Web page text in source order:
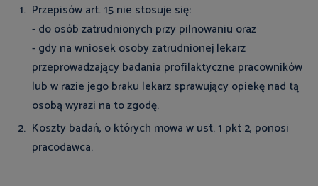
Przepisów art. 15 nie stosuje się:
- do osób zatrudnionych przy pilnowaniu oraz
- gdy na wniosek osoby zatrudnionej lekarz
przeprowadzający badania profilaktyczne pracowników
lub w razie jego braku lekarz sprawujący opiekę nad tą
osobą wyrazi na to zgodę.
Koszty badań, o których mowa w ust. 1 pkt 2, ponosi
pracodawca.